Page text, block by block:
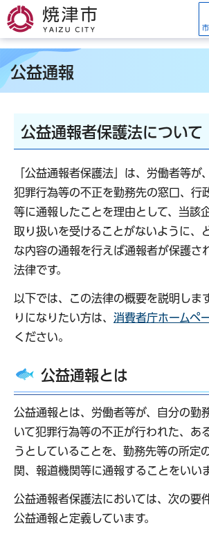
焼津市
公益通報
公益通報者保護法について
「公益通報者保護法」は、労働者等が
犯罪行為等の不正を勤務先の窓口、行
等に通報したことを理由として、当該
取り扱いを受けることがないように、
な内容の通報を行えば通報者が保護さ
法律です。
以下では、この法律の概要を説明しま
りになりたい方は、 消費者庁ホームペ
ください。
公益通報とは
公益通報とは、労働者等が、自分の勤
いて犯罪行為等の不正が行われた、あ
うとしていることを、勤務先等の所定
関、報道機関等に通報することをいいま
公益通報者保護法においては、次の要
公益通報と定義しています。